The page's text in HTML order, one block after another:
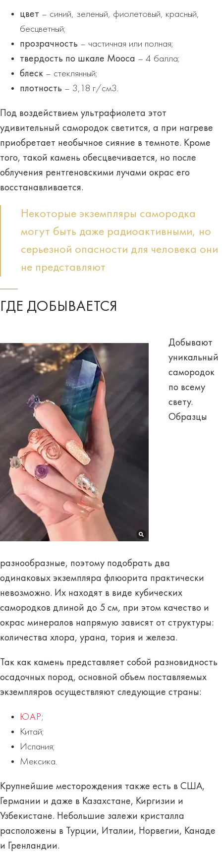
цвет – синий, зеленый, фиолетовый, красный,
бесцветный;
прозрачность – частичная или полная;
твердость по шкале Мооса – 4 балла;
блеск – стеклянный;
плотность – 3,18 г/см3.
Под воздействием ультрафиолета этот
удивительный самородок светится, а при нагреве
приобретает необычное сияние в темноте. Кроме
того, такой камень обесцвечивается, но после
облучения рентгеновскими лучами окрас его
восстанавливается.
Некоторые экземпляры самородка
могут быть даже радиоактивными, но
серьезной опасности для человека они
не представляют
ГДЕ ДОБЫВАЕТСЯ
Добывают
уникальный
самородок
по всему
свету.
Образцы
разнообразные, поэтому подобрать два
одинаковых экземпляра флюорита практически
невозможно. Их находят в виде кубических
самородков длиной до 5 см, при этом качество и
окрас минералов напрямую зависят от структуры:
количества хлора, урана, тория и железа.
Так как камень представляет собой разновидность
осадочных пород, основной объем поставляемых
экземпляров осуществляют следующие страны:
ЮАР;
Китай;
Испания;
Мексика.
Крупнейшие месторождения также есть в США,
Германии и даже в Казахстане, Киргизии и
Узбекистане. Небольшие залежи кристалла
расположены в Турции, Италии, Норвегии, Канаде
и Гренландии.